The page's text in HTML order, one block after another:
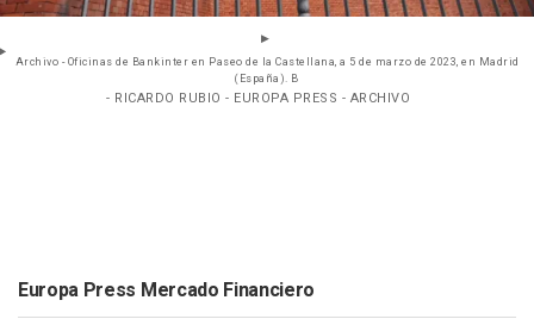
Archivo - Oficinas de Bankinter en Paseo de la Castellana, a 5 de marzo de 2023, en Madrid
(España). B
- RICARDO RUBIO - EUROPA PRESS - ARCHIVO
Europa Press Mercado Financiero